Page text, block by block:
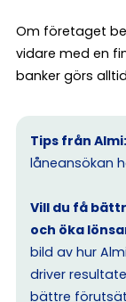
Om företaget
vidare med en
banker görs
Tips från Almi:
låneansökan
Vill du få
och öka
bild av hur
driver
bättre